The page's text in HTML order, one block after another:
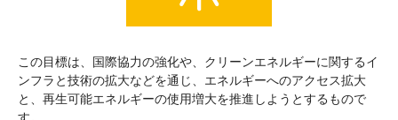
この目標は、国際協力の強化や、クリーンエネルギーに関するイ
ンフラと技術の拡大などを通じ、エネルギーへのアクセス拡大
と、再生可能エネルギーの使用増大を推進しようとするもので